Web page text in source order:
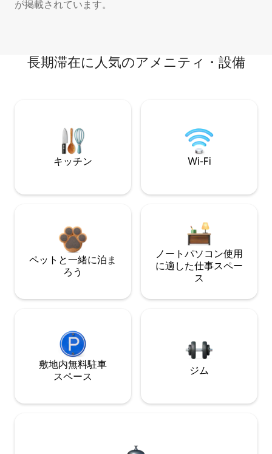
が掲載されています。
長期滞在に人気のアメニティ・設備
キッチン Wi-Fi
ペットと一緒に泊ま
ろう
ノートパソコン使用
に適した仕事スペー
ス
敷地内無料駐⁠車
ス⁠ペ⁠ー⁠ス
ジム